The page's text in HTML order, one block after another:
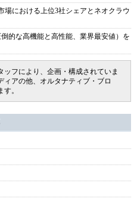
場における上位3社シェアとネオクラウ
的な高機能と高性能、業界最安値）を
フにより、企画・構成されていま
アの他、オルタナティブ・ブロ
。